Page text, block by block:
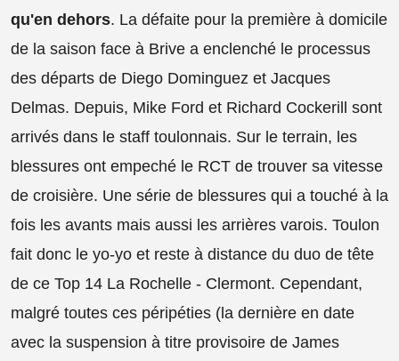
qu'en dehors. La défaite pour la première à domicile
de la saison face à Brive a enclenché le processus
des départs de Diego Dominguez et Jacques
Delmas. Depuis, Mike Ford et Richard Cockerill sont
arrivés dans le staff toulonnais. Sur le terrain, les
blessures ont empeché le RCT de trouver sa vitesse
de croisière. Une série de blessures qui a touché à la
fois les avants mais aussi les arrières varois. Toulon
fait donc le yo-yo et reste à distance du duo de tête
de ce Top 14 La Rochelle - Clermont. Cependant,
malgré toutes ces péripéties (la dernière en date
avec la suspension à titre provisoire de James